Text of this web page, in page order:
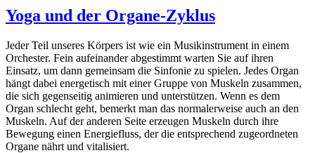
Yoga und der Organe-Zyklus
Jeder Teil unseres Körpers ist wie ein Musikinstrument in einem
Orchester. Fein aufeinander abgestimmt warten Sie auf ihren
Einsatz, um dann gemeinsam die Sinfonie zu spielen. Jedes Organ
hängt dabei energetisch mit einer Gruppe von Muskeln zusammen,
die sich gegenseitig animieren und unterstützen. Wenn es dem
Organ schlecht geht, bemerkt man das normalerweise auch an den
Muskeln. Auf der anderen Seite erzeugen Muskeln durch ihre
Bewegung einen Energiefluss, der die entsprechend zugeordneten
Organe nährt und vitalisiert.